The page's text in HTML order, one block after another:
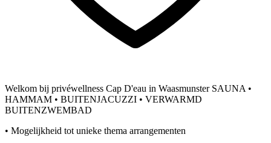
Welkom bij privéwellness Cap D'eau in Waasmunster SAUNA •
HAMMAM • BUITENJACUZZI • VERWARMD
BUITENZWEMBAD
• Mogelijkheid tot unieke thema arrangementen